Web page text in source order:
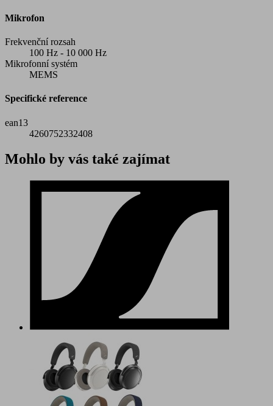
Mikrofon
Frekvenční rozsah
100 Hz - 10 000 Hz
Mikrofonní systém
MEMS
Specifické reference
ean13
4260752332408
Mohlo by vás také zajímat